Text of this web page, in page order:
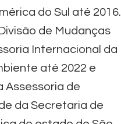
do Sul até 2016.
de Mudanças
Internacional da
até 2022 e
Assessoria de
da Secretaria de